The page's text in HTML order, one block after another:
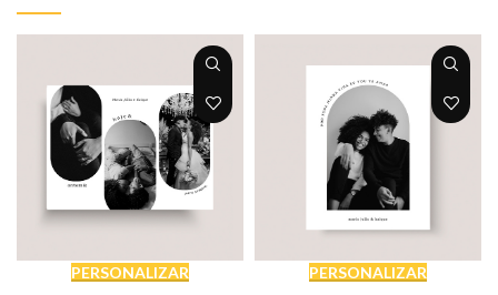
PERSONALIZAR PERSONALIZAR